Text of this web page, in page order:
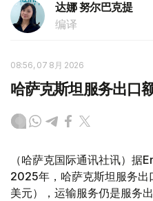
达娜 努尔巴克提
编译
08:56, 07 8月 2026
哈萨克斯坦服务出口
（哈萨克国际通讯社讯）据
2025年，哈萨克斯坦服务
美元），运输服务仍是服务